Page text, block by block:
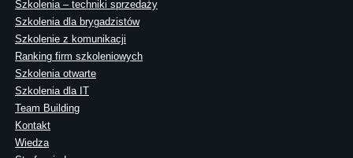
Szkolenia – techniki sprzedaży
Szkolenia dla brygadzistów
Szkolenie z komunikacji
Ranking firm szkoleniowych
Szkolenia otwarte
Szkolenia dla IT
Team Building
Kontakt
Wiedza